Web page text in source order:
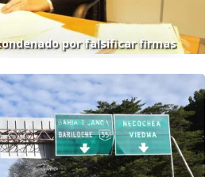
por falsificar firmas